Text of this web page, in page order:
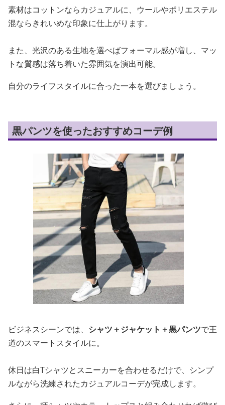
素材はコットンならカジュアルに、ウールやポリエステル
混ならきれいめな印象に仕上がります。
また、光沢のある生地を選べばフォーマル感が増し、マッ
トな質感は落ち着いた雰囲気を演出可能。
自分のライフスタイルに合った一本を選びましょう。
黒パンツを使ったおすすめコーデ例
ビジネスシーンでは、 シャツ＋ジャケット＋黒パンツで王
道のスマートスタイルに。
休日は白Tシャツとスニーカーを合わせるだけで、シンプ
ルながら洗練されたカジュアルコーデが完成します。